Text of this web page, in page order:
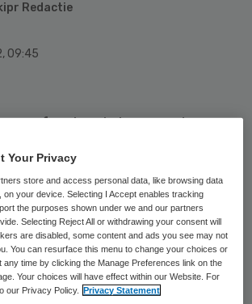
Redactie
, 09:45
professionals kunnen de
hun politieke keuze op 12
stemwijzer is op woensdag
gelanceerd. Het is een
De Jonge Huisartsen, een
van LOVAH,
en Wadi-LHV.
Your Privacy
store and access personal data, like browsing data
on your device. Selecting I Accept enables tracking
the purposes shown under we and our partners
Selecting Reject All or withdrawing your consent will
are disabled, some content and ads you see may not
You can resurface this menu to change your choices or
any time by clicking the Manage Preferences link on the
Your choices will have effect within our Website. For
our Privacy Policy.
Privacy Statement